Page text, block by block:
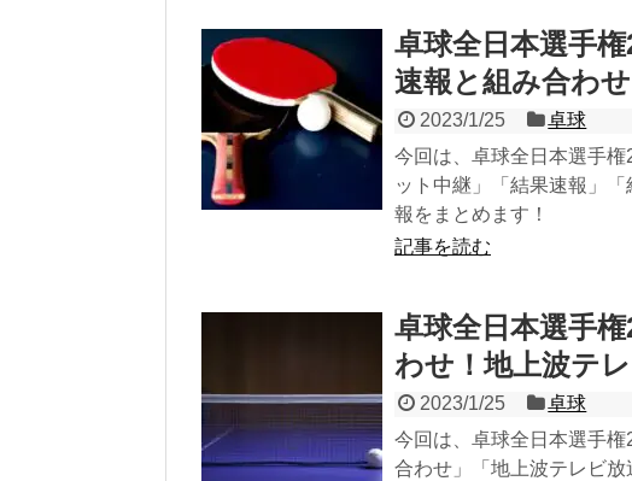
卓球全日本選手
速報と組み合わ
2023/1/25
卓球
今回は、卓球全日本選手
ット中継」「結果速報」
報をまとめます！
記事を読む
卓球全日本選手
わせ！地上波テ
2023/1/25
卓球
今回は、卓球全日本選手
合わせ」「地上波テレビ